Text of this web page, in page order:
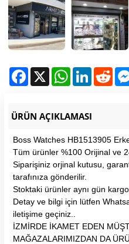
Facebook
X WhatsAppLinkedIn
ÜRÜN AÇIKLAMASI
Boss Watches HB1513905
Tüm ürünler %100 Orijinal ve
Siparişiniz orjinal kutusu,
tarafınıza gönderilir.
Stoktaki ürünler aynı gün
Detay ve bilgi için lütfen
iletişime geçiniz..
İZMİRDE İKAMET EDEN
MAĞAZALARIMIZDAN DA